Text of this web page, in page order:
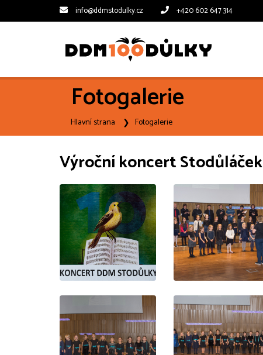
info@ddmstodulky.cz +420 602 647 314
Fotogalerie
Hlavní strana Fotogalerie
Výroční koncert Stodůláček